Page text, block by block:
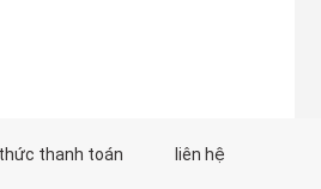
thanh toán liên hệ